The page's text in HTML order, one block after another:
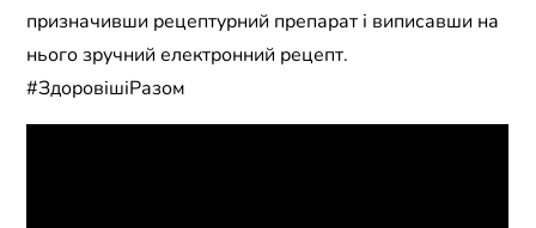
призначивши рецептурний препарат і виписавши на
нього зручний електронний рецепт.
#ЗдоровішіРазом